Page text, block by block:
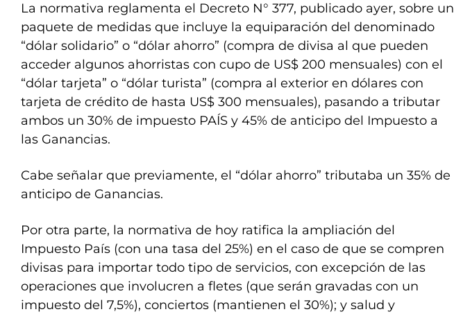
La normativa reglamenta el Decreto N° 377, publicado ayer, sobre un
paquete de medidas que incluye la equiparación del denominado
“dólar solidario” o “dólar ahorro” (compra de divisa al que pueden
acceder algunos ahorristas con cupo de US$ 200 mensuales) con el
“dólar tarjeta” o “dólar turista” (compra al exterior en dólares con
tarjeta de crédito de hasta US$ 300 mensuales), pasando a tributar
ambos un 30% de impuesto PAÍS y 45% de anticipo del Impuesto a
las Ganancias.
Cabe señalar que previamente, el “dólar ahorro” tributaba un 35% de
anticipo de Ganancias.
Por otra parte, la normativa de hoy ratifica la ampliación del
Impuesto País (con una tasa del 25%) en el caso de que se compren
divisas para importar todo tipo de servicios, con excepción de las
operaciones que involucren a fletes (que serán gravadas con un
impuesto del 7,5%), conciertos (mantienen el 30%); y salud y